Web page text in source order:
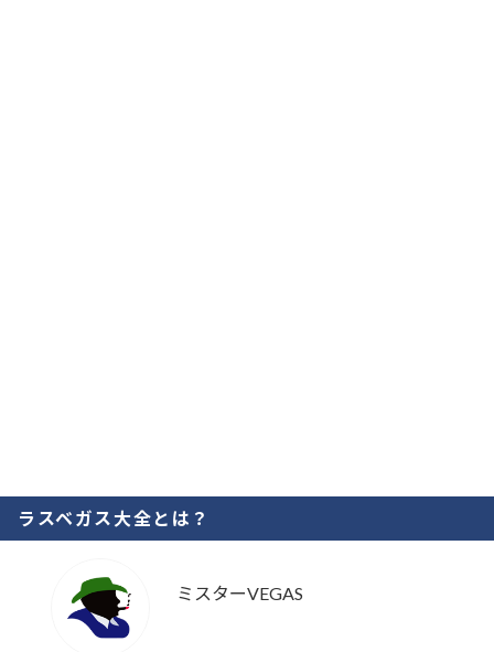
ラスベガス大全とは？
ミスターVEGAS